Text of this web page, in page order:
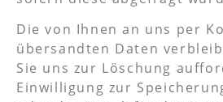
Die von Ihnen an uns per
übersandten Daten
Sie uns zur Löschung
Einwilligung zur